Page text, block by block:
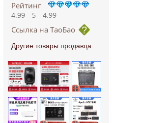
Рейтинг
4.99 5 4.99
Ссылка на ТаоБао
Другие товары продавца: